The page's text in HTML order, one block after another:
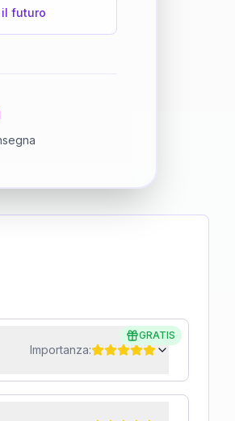
futuro
GRATIS
Importanza: